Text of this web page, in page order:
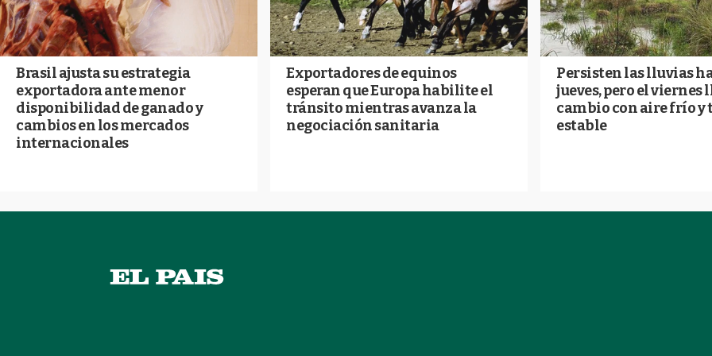
Brasil ajusta su estrategia
exportadora ante menor
disponibilidad de ganado y
cambios en los mercados
internacionales
Exportadores de equinos
esperan que Europa habilite el
tránsito mientras avanza la
negociación sanitaria
Persisten las lluvias
jueves, pero el viernes
cambio con aire frío y
estable